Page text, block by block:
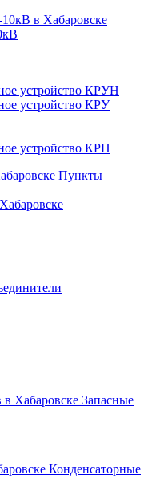
устройство КРУН
устройство КРУ
устройство КРН
Пункты
Запасные
Конденсаторные